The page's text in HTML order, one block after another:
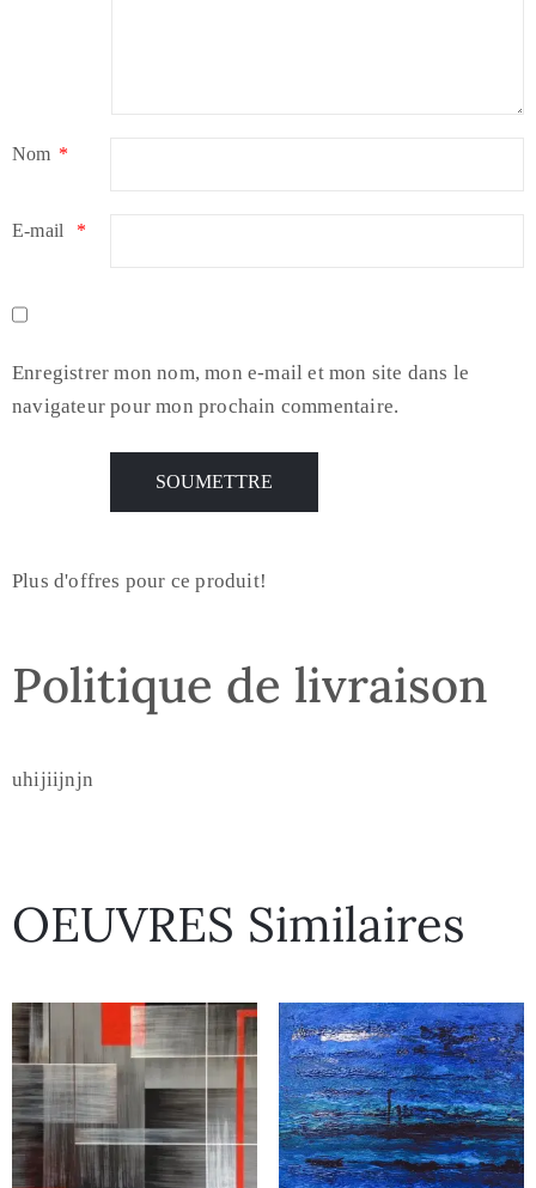
Nom *
E-mail *
Enregistrer mon nom, mon e-mail et mon site dans le
navigateur pour mon prochain commentaire.
Plus d'offres pour ce produit!
Politique de livraison
uhijiijnjn
OEUVRES Similaires